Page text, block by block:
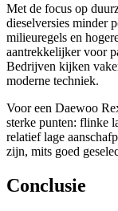
Met de focus op
dieselversies minder
milieuregels en
aantrekkelijker voor
Bedrijven kijken
moderne techniek.
Voor een Daewoo
sterke punten: flinke
relatief lage
zijn, mits goed
Conclusie